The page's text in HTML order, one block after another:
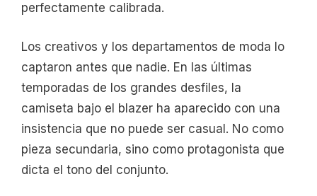
perfectamente calibrada.
Los creativos y los departamentos de moda lo
captaron antes que nadie. En las últimas
temporadas de los grandes desfiles, la
camiseta bajo el blazer ha aparecido con una
insistencia que no puede ser casual. No como
pieza secundaria, sino como protagonista que
dicta el tono del conjunto.